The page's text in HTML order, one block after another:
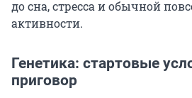
до сна, стресса и обычной
активности.
Генетика: стартовые
приговор